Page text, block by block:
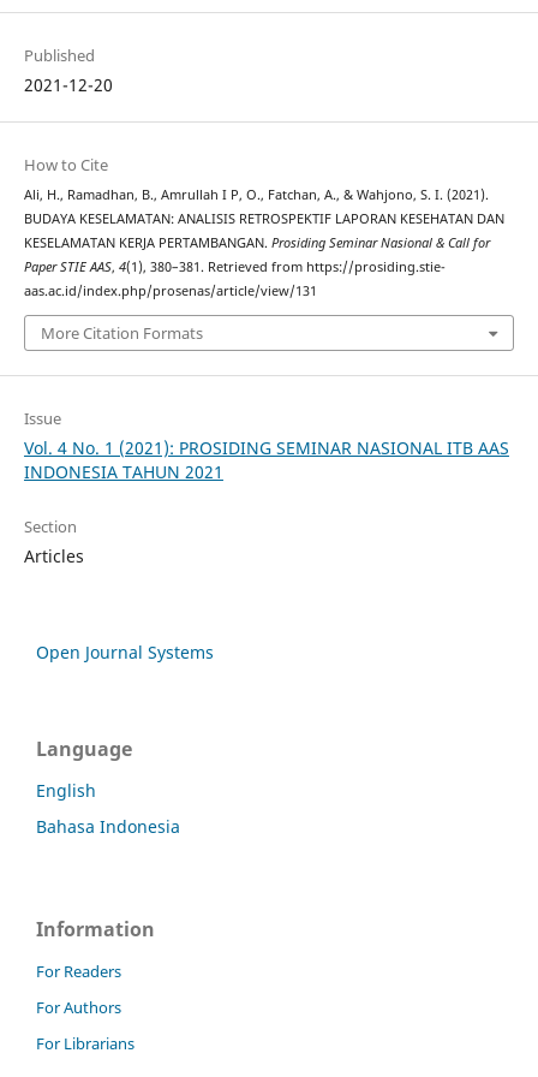
Published
2021-12-20
How to Cite
Ali, H., Ramadhan, B., Amrullah I P, O., Fatchan, A., & Wahjono, S. I. (2021).
BUDAYA KESELAMATAN: ANALISIS RETROSPEKTIF LAPORAN KESEHATAN DAN
KESELAMATAN KERJA PERTAMBANGAN. Prosiding Seminar Nasional & Call for
Paper STIE AAS, 4(1), 380–381. Retrieved from https://prosiding.stie-
aas.ac.id/index.php/prosenas/article/view/131
More Citation Formats
Issue
Vol. 4 No. 1 (2021): PROSIDING SEMINAR NASIONAL ITB AAS
INDONESIA TAHUN 2021
Section
Articles
Open Journal Systems
Language
English
Bahasa Indonesia
Information
For Readers
For Authors
For Librarians